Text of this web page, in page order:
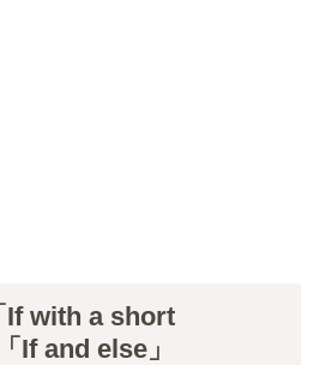
If with a short
If and else」